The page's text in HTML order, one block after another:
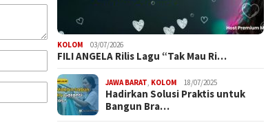
KOLOM 03/07/2026
FILI ANGELA Rilis Lagu “Tak Mau Ri…
JAWA BARAT KOLOM 18/07/2025
Hadirkan Solusi Praktis untuk
Bangun Bra…